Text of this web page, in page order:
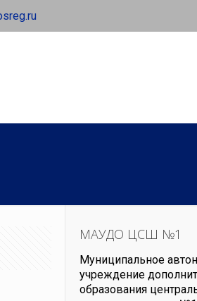
МАУДО ЦСШ №1
Муниципальное
учреждение
образования